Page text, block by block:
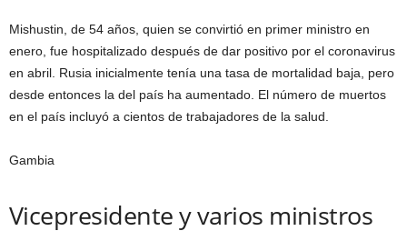
Mishustin, de 54 años, quien se convirtió en primer ministro en
enero, fue hospitalizado después de dar positivo por el coronavirus
en abril. Rusia inicialmente tenía una tasa de mortalidad baja, pero
desde entonces la del país ha aumentado. El número de muertos
en el país incluyó a cientos de trabajadores de la salud.
Gambia
Vicepresidente y varios ministros